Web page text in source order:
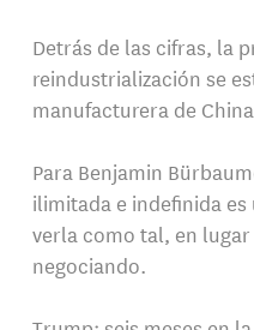
Detrás de las cifras, la
reindustrialización se
manufacturera de
Para Benjamin
ilimitada e indefinida
verla como tal, en
negociando.